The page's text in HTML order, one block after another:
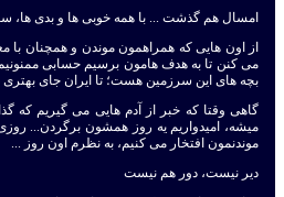
امسال هم گذشت ... با همه خوبی ها و بدی ها،
از اون هایی که همراهمون موندن و همچنان
می کنن تا به هدف هامون برسیم حسابی
بچه های این سرزمین هست؛ تا ایران جای
گاهی وقتا که خبر از آدم هایی می گیریم که
میشه، امیدواریم یه روز همشون برگردن...
موندنمون افتخار می کنیم، به نظرم اون روز ...
دیر نیست، دور هم نیست